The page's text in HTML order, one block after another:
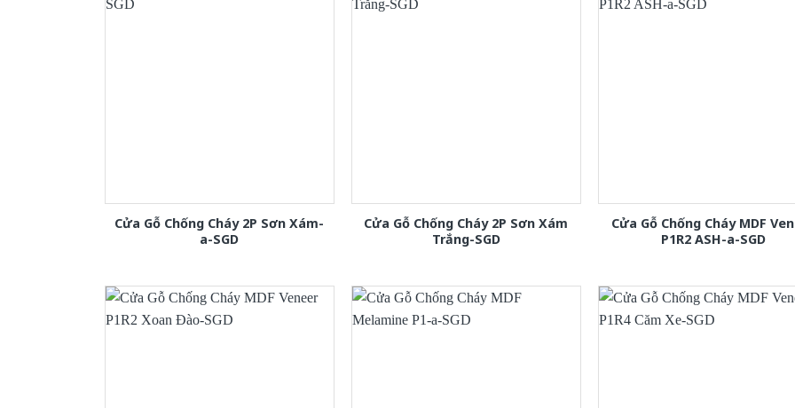
Cửa Gỗ Chống Cháy 2P Sơn Xám-
a-SGD
Cửa Gỗ Chống Cháy 2P Sơn Xám
Trắng-SGD
Cửa Gỗ Chống Cháy MDF
P1R2 ASH-a-SGD